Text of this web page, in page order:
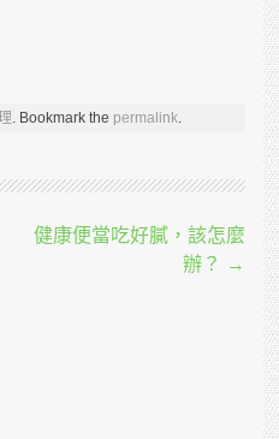
. Bookmark the permalink.
健康便當吃好膩，該怎麼
辦？
→